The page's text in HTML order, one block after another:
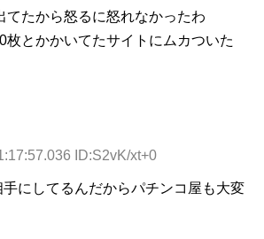
てたから怒るに怒れなかったわ
枚とかかいてたサイトにムカついた
ID:S2vK/xt+0
にしてるんだからパチンコ屋も大変